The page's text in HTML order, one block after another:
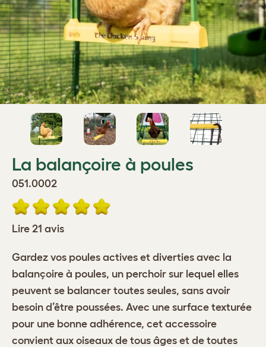
La balançoire à poules
051.0002
Lire 21 avis
Gardez vos poules actives et diverties avec la
balançoire à poules, un perchoir sur lequel elles
peuvent se balancer toutes seules, sans avoir
besoin d’être poussées. Avec une surface texturée
pour une bonne adhérence, cet accessoire
convient aux oiseaux de tous âges et de toutes